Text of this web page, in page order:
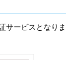
サービスとなりま